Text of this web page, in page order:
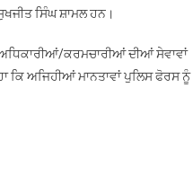
ਸਿੰਘ ਸ਼ਾਮਲ ਹਨ।
ਕਰਮਚਾਰੀਆਂ ਦੀਆਂ ਸੇਵਾਵਾਂ
ਕਿ ਅਜਿਹੀਆਂ ਮਾਨਤਾਵਾਂ ਪੁਲਿਸ ਫੋਰਸ ਨੂੰ